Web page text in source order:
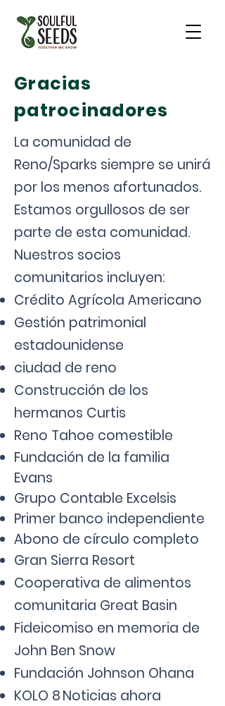
Gracias
patrocinadores
La comunidad de
Reno/Sparks siempre se unirá
por los menos afortunados.
Estamos orgullosos de ser
parte de esta comunidad.
Nuestros socios
comunitarios incluyen:
Crédito Agrícola Americano
Gestión patrimonial
estadounidense
ciudad de reno
Construcción de los
hermanos Curtis
Reno Tahoe comestible
Fundación de la familia
Evans
Grupo Contable Excelsis
Primer banco independiente
Abono de círculo completo
Gran Sierra Resort
Cooperativa de alimentos
comunitaria Great Basin
Fideicomiso en memoria de
John Ben Snow
Fundación Johnson Ohana
KOLO 8Noticias ahora